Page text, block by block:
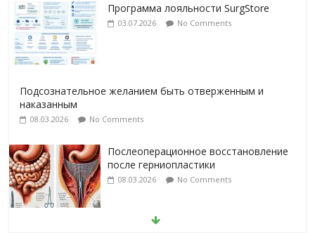
Программа лояльности SurgStore
03.07.2026 No Comments
Подсознательное желанием быть отверженным и
наказанным
08.03.2026 No Comments
Послеоперационное восстановление
после герниопластики
08.03.2026 No Comments